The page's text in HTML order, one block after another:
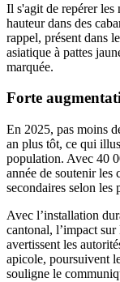
Il s'agit de repérer
hauteur dans des
rappel, présent dans
asiatique à pattes
marquée.
Forte
En 2025, pas moins
an plus tôt, ce qui
population. Avec 40
année de soutenir les
secondaires selon les
Avec l’installation
cantonal, l’impact sur
avertissent les
apicole, poursuivent
souligne le